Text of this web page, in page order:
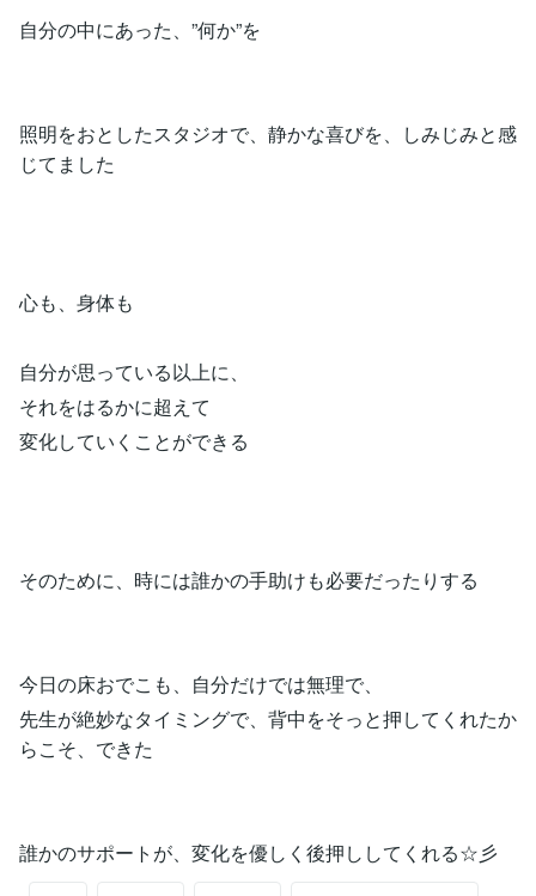
自分の中にあった、”何か”を
照明をおとしたスタジオで、静かな喜びを、しみじみと感
じてました
心も、身体も
自分が思っている以上に、
それをはるかに超えて
変化していくことができる
そのために、時には誰かの手助けも必要だったりする
今日の床おでこも、自分だけでは無理で、
先生が絶妙なタイミングで、背中をそっと押してくれたか
らこそ、できた
誰かのサポートが、変化を優しく後押ししてくれる☆彡